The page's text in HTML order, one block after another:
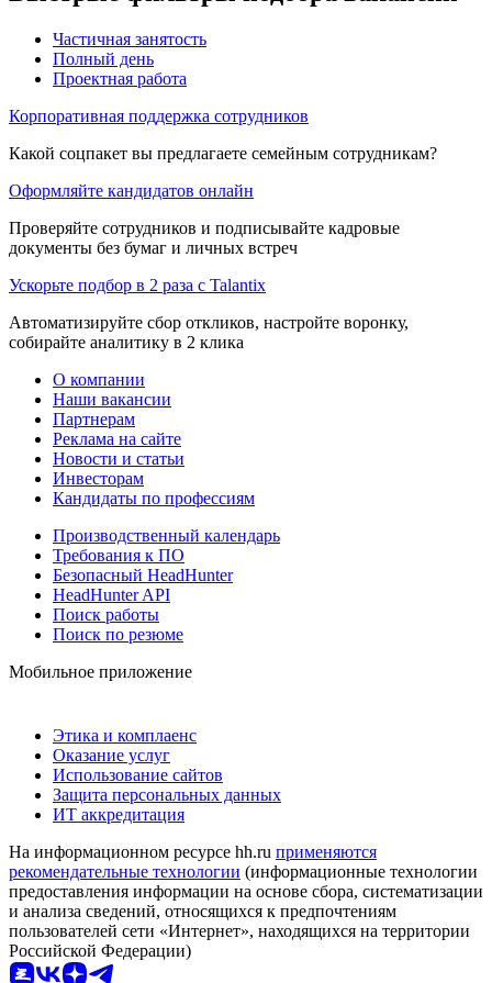
Частичная занятость
Полный день
Проектная работа
Корпоративная поддержка сотрудников
Какой соцпакет вы предлагаете семейным сотрудникам?
Оформляйте кандидатов онлайн
Проверяйте сотрудников и подписывайте кадровые
документы без бумаг и личных встреч
Ускорьте подбор в 2 раза с Talantix
Автоматизируйте сбор откликов, настройте воронку,
собирайте аналитику в 2 клика
О компании
Наши вакансии
Партнерам
Реклама на сайте
Новости и статьи
Инвесторам
Кандидаты по профессиям
Производственный календарь
Требования к ПО
Безопасный HeadHunter
HeadHunter API
Поиск работы
Поиск по резюме
Мобильное приложение
Этика и комплаенс
Оказание услуг
Использование сайтов
Защита персональных данных
ИТ аккредитация
На информационном ресурсе hh.ru применяются
рекомендательные технологии (информационные технологии
предоставления информации на основе сбора, систематизации
и анализа сведений, относящихся к предпочтениям
пользователей сети «Интернет», находящихся на территории
Российской Федерации)